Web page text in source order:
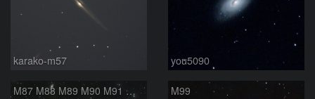
karako-m57 you5090
M87 M88 M89 M90 M91 マルカリアンの銀河鎖 おとめ座 かみのけ座 M99